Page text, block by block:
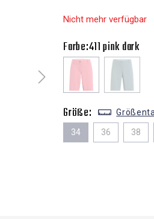
Nicht mehr verfügbar
Farbe:411 pink dark
Größe:
34 36 38